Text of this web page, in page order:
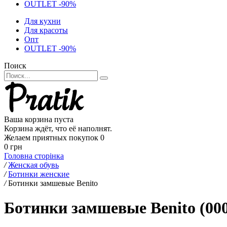
OUTLET -90%
Для кухни
Для красоты
Опт
OUTLET -90%
Поиск
Ваша корзина пуста
Корзина ждёт, что её наполнят.
Желаем приятных покупок 0
0 грн
Головна сторінка
/ Женская обувь
/ Ботинки женские
/ Ботинки замшевые Benito
Ботинки замшевые Benito